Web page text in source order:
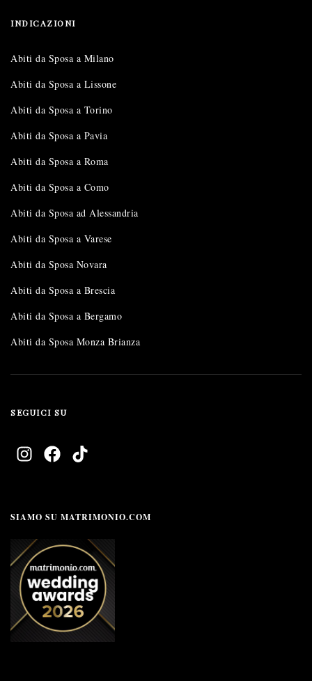
INDICAZIONI
Abiti da Sposa a Milano
Abiti da Sposa a Lissone
Abiti da Sposa a Torino
Abiti da Sposa a Pavia
Abiti da Sposa a Roma
Abiti da Sposa a Como
Abiti da Sposa ad Alessandria
Abiti da Sposa a Varese
Abiti da Sposa Novara
Abiti da Sposa a Brescia
Abiti da Sposa a Bergamo
Abiti da Sposa Monza Brianza
SEGUICI SU
SIAMO SU MATRIMONIO.COM